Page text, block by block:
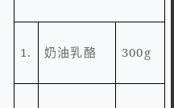
1. 奶油乳酪 300g